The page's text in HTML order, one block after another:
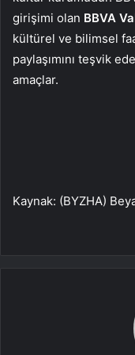
girişimi olan BBVA
kültürel ve bilimsel
paylaşımını teşvik
amaçlar.
Kaynak: (BYZHA)